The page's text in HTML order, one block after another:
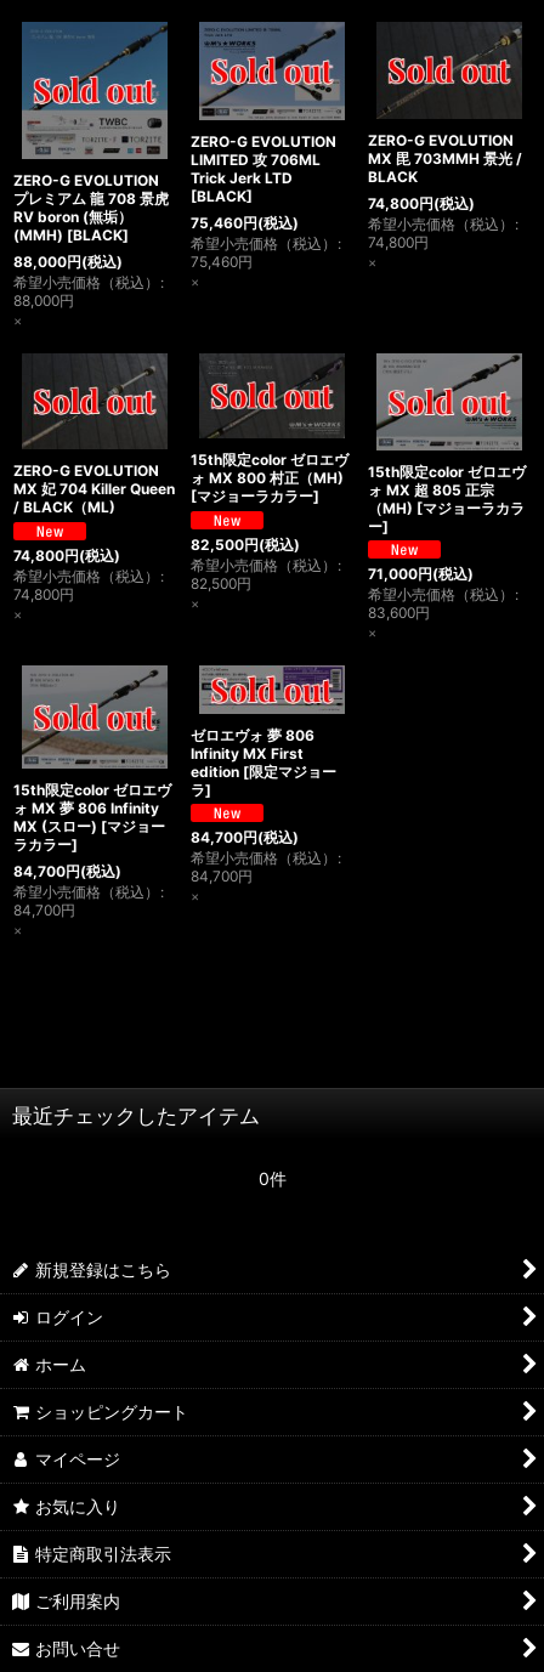
ZERO-G EVOLUTION
プレミアム 龍 708 景虎
RV boron (無垢）
(MMH) [BLACK]
88,000円(税込)
希望小売価格（税込） :
88,000円
×
ZERO-G EVOLUTION
LIMITED 攻 706ML
Trick Jerk LTD
[BLACK]
75,460円(税込)
希望小売価格（税込） :
75,460円
×
ZERO-G EVOLUTION
MX 毘 703MMH 景光 /
BLACK
74,800円(税込)
希望小売価格（税込） :
74,800円
×
ZERO-G EVOLUTION
MX 妃 704 Killer Queen
/ BLACK（ML)
74,800円(税込)
希望小売価格（税込） :
74,800円
×
15th限定color ゼロエヴ
ォ MX 800 村正（MH)
[マジョーラカラー]
82,500円(税込)
希望小売価格（税込） :
82,500円
×
15th限定color ゼロエヴ
ォ MX 超 805 正宗
（MH) [マジョーラカラ
ー]
71,000円(税込)
希望小売価格（税込） :
83,600円
×
15th限定color ゼロエヴ
ォ MX 夢 806 Infinity
MX (スロー) [マジョー
ラカラー]
84,700円(税込)
希望小売価格（税込） :
84,700円
×
ゼロエヴォ 夢 806
Infinity MX First
edition [限定マジョー
ラ]
84,700円(税込)
希望小売価格（税込） :
84,700円
×
最近チェックしたアイテム
0件
新規登録はこちら
ログイン
ホーム
ショッピングカート
マイページ
お気に入り
特定商取引法表示
ご利用案内
お問い合せ